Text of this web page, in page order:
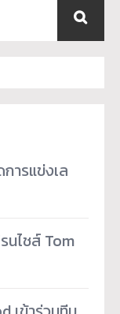
ารแข่งเล
ไชส์ Tom